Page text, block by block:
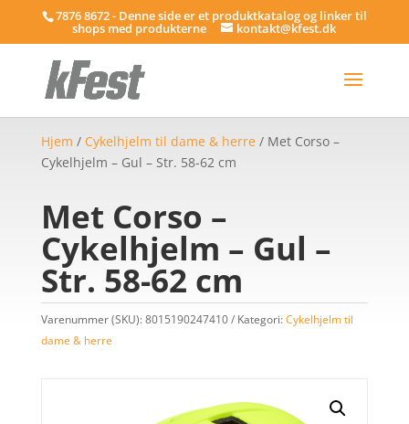
7876 8672 - Denne side er et produktkatalog og linker til
shops med produkterne kontakt@kfest.dk
Hjem / Cykelhjelm til dame & herre/ Met Corso –
Cykelhjelm – Gul – Str. 58-62 cm
Met Corso –
Cykelhjelm – Gul –
Str. 58-62 cm
Varenummer (SKU):8015190247410 Kategori:Cykelhjelm til
dame & herre